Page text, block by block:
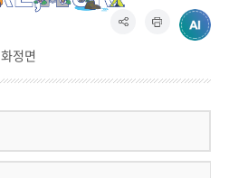
화정면